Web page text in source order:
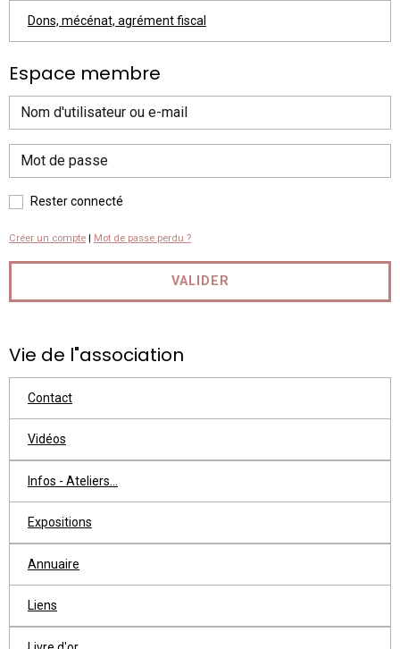
Dons, mécénat, agrément fiscal
Espace membre
Rester connecté
Créer un compte | Mot de passe perdu ?
VALIDER
Vie de l"association
Contact
Vidéos
Infos - Ateliers...
Expositions
Annuaire
Liens